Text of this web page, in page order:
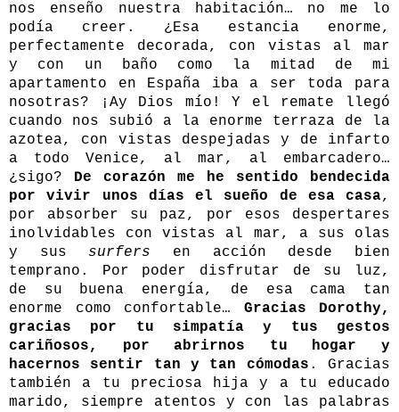
nos enseño nuestra habitación… no me lo
podía creer. ¿Esa estancia enorme,
perfectamente decorada, con vistas al mar
y con un baño como la mitad de mi
apartamento en España iba a ser toda para
nosotras? ¡Ay Dios mío! Y el remate llegó
cuando nos subió a la enorme terraza de la
azotea, con vistas despejadas y de infarto
a todo Venice, al mar, al embarcadero…
¿sigo? De corazón me he sentido bendecida
por vivir unos días el sueño de esa casa,
por absorber su paz, por esos despertares
inolvidables con vistas al mar, a sus olas
y sus surfers en acción desde bien
temprano. Por poder disfrutar de su luz,
de su buena energía, de esa cama tan
enorme como confortable… Gracias Dorothy,
gracias por tu simpatía y tus gestos
cariñosos, por abrirnos tu hogar y
hacernos sentir tan y tan cómodas . Gracias
también a tu preciosa hija y a tu educado
marido, siempre atentos y con las palabras